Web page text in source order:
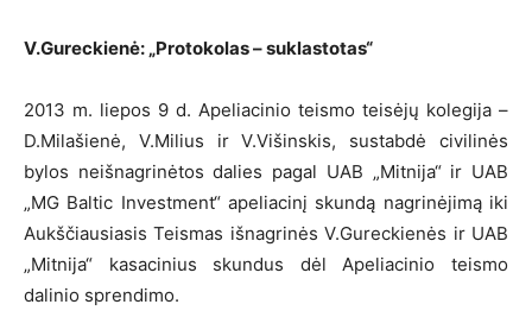
V.Gureckienė: „Protokolas – suklastotas“
2013 m. liepos 9 d. Apeliacinio teismo teisėjų kolegija –
D.Milašienė, V.Milius ir V.Višinskis, sustabdė civilinės
bylos neišnagrinėtos dalies pagal UAB „Mitnija“ ir UAB
„MG Baltic Investment“ apeliacinį skundą nagrinėjimą iki
Aukščiausiasis Teismas išnagrinės V.Gureckienės ir UAB
„Mitnija“ kasacinius skundus dėl Apeliacinio teismo
dalinio sprendimo.